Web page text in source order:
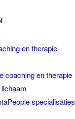
en therapie
coaching en therapie
specialisaties